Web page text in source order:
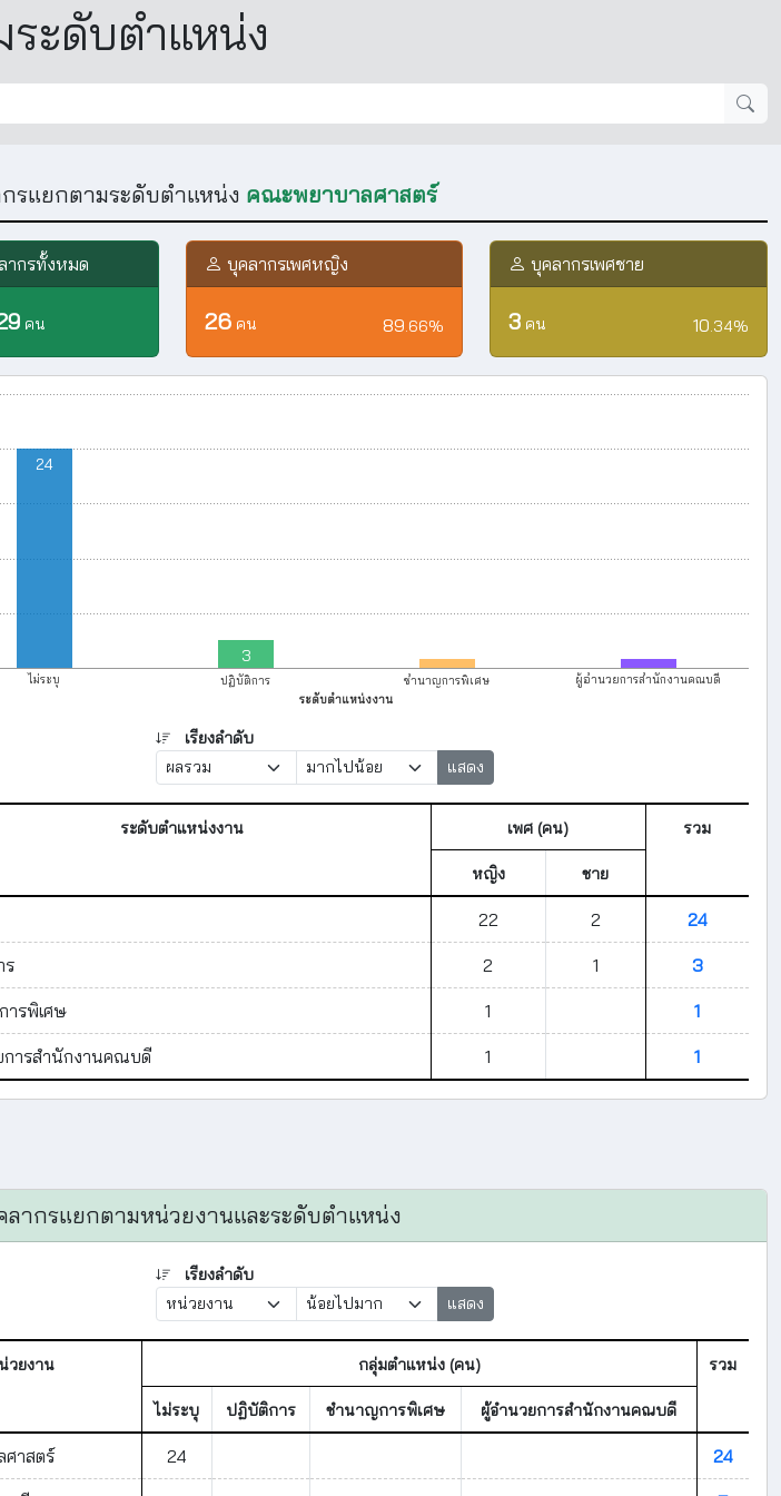
ะดับตำแหน่ง
รแยกตามระดับตำแหน่ง คณะพยาบาลศาสตร์
กรทั้งหมด
คน
บุคลากรเพศหญิง
26 คน 89.66%
บุคลากรเพศชาย
3 คน 10.34%
ไม่ระบุ ปฏิบัติการ ชำนาญการพิเศษ ผู้อำนวยการสำนักงานคณบดี
ระดับตำแหน่งงาน
24
3
เรียงลำดับ
แสดง
ระดับตำแหน่งงาน เพศ (คน) รวม
หญิง ชาย
22 2 24
ร 2 1 3
รพิเศษ 1 1
การสำนักงานคณบดี 1 1
ากรแยกตามหน่วยงานและระดับตำแหน่ง
เรียงลำดับ
แสดง
วยงาน กลุ่มตำแหน่ง (คน) รวม
ไม่ระบุ ปฏิบัติการ ชำนาญการพิเศษ ผู้อำนวยการสำนักงานคณบดี
าสตร์ 24 24